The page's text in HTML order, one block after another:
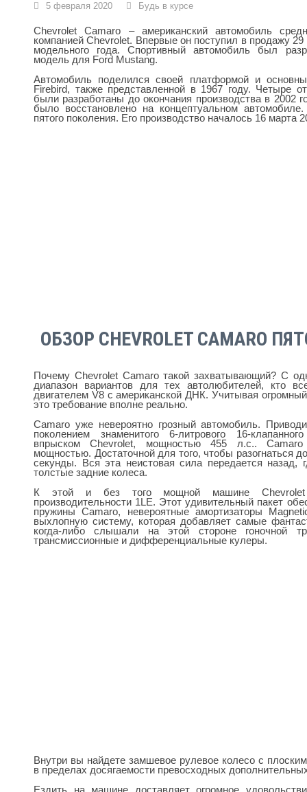
5 февраля 2020 Будь в курсе
Chevrolet Camaro – американский автомобиль
компанией Chevrolet. Впервые он поступил в продажу 29
модельного года. Спортивный автомобиль был
модель для Ford Mustang.
Автомобиль поделился своей платформой и
Firebird, также представленной в 1967 году. Четыре
были разработаны до окончания производства в 2002
было восстановлено ​​на концептуальном
пятого поколения. Его производство началось 16 марта
ОБЗОР CHEVROLET CAMARO
Почему Chevrolet Camaro такой захватывающий? С
диапазон вариантов для тех автолюбителей, кто
двигателем V8 с американской ДНК. Учитывая
это требование вполне реально.
Camaro уже невероятно грозный автомобиль.
поколением знаменитого 6-литрового 16-
впрыском Chevrolet, мощностью 455 л.с.. Camaro
мощностью. Достаточной для того, чтобы разогнаться
секунды. Вся эта неистовая сила передается назад,
толстые задние колеса.
К этой и без того мощной машине Chevrolet
производительности 1LE. Этот удивительный пакет
пружины Camaro, невероятные амортизаторы
выхлопную систему, которая добавляет самые
когда-либо слышали на этой стороне гоночной
трансмиссионные и дифференциальные кулеры.
Внутри вы найдете замшевое рулевое колесо с
в пределах досягаемости превосходных